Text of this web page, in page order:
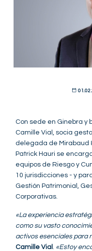
Con sede en Ginebra y
Camille Vial, socia
delegada de Mirabaud
Patrick Hauri se
equipos de Riesgo y
10 jurisdicciones - y
Gestión Patrimonial,
Corporativas.
«La experiencia
como su vasto
activos esenciales para
Camille Vial
«Estoy